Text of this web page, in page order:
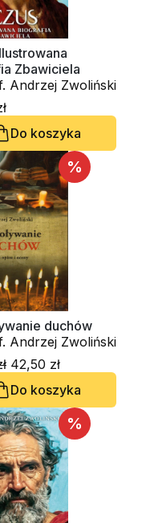
Zbawiciela
Andrzej Zwoliński
Do koszyka
%
duchów
Andrzej Zwoliński
42,50 zł
Do koszyka
%